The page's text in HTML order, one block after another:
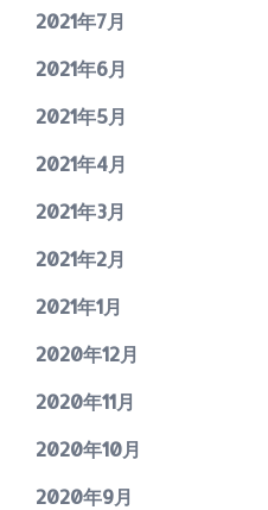
2021年7月
2021年6月
2021年5月
2021年4月
2021年3月
2021年2月
2021年1月
2020年12月
2020年11月
2020年10月
2020年9月